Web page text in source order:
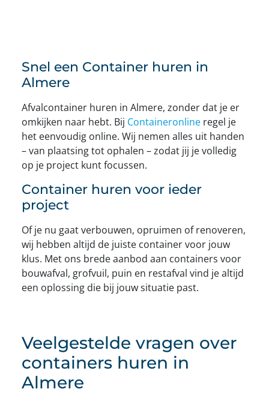
Snel een Container huren in
Almere
Afvalcontainer huren in Almere, zonder dat je er
omkijken naar hebt. Bij Containeronline regel je
het eenvoudig online. Wij nemen alles uit handen
– van plaatsing tot ophalen – zodat jij je volledig
op je project kunt focussen.
Container huren voor ieder
project
Of je nu gaat verbouwen, opruimen of renoveren,
wij hebben altijd de juiste container voor jouw
klus. Met ons brede aanbod aan containers voor
bouwafval, grofvuil, puin en restafval vind je altijd
een oplossing die bij jouw situatie past.
Veelgestelde vragen over
containers huren in
Almere